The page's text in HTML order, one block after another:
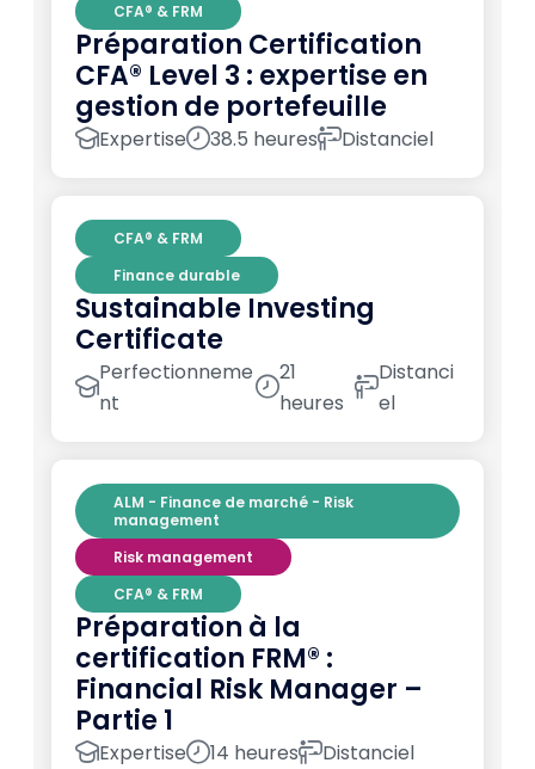
CFA® & FRM
Préparation Certification
CFA® Level 3 : expertise en
gestion de portefeuille
Expertise 38.5 heures Distanciel
CFA® & FRM
Finance durable
Sustainable Investing
Certificate
Perfectionneme
nt
21
heures
Distanci
el
ALM - Finance de marché - Risk
management
Risk management
CFA® & FRM
Préparation à la
certification FRM® :
Financial Risk Manager –
Partie 1
Expertise 14 heures Distanciel